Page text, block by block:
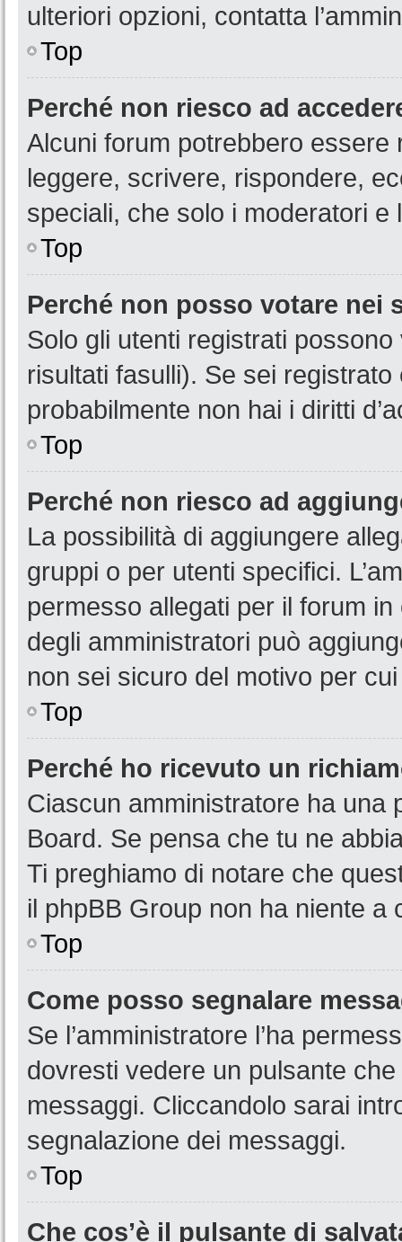
ulteriori opzioni, contatta
Top
Perché non riesco ad
Alcuni forum potrebbero
leggere, scrivere, rispondere,
speciali, che solo i moderatori e
Top
Perché non posso votare nei
Solo gli utenti registrati
risultati fasulli). Se sei
probabilmente non hai i diritti
Top
Perché non riesco ad
La possibilità di aggiungere
gruppi o per utenti specifici.
permesso allegati per il forum
degli amministratori può
non sei sicuro del motivo per
Top
Perché ho ricevuto un
Ciascun amministratore ha una
Board. Se pensa che tu ne
Ti preghiamo di notare che
il phpBB Group non ha niente a
Top
Come posso segnalare
Se l’amministratore l’ha
dovresti vedere un pulsante
messaggi. Cliccandolo sarai
segnalazione dei messaggi.
Top
Che cos’è il pulsante di